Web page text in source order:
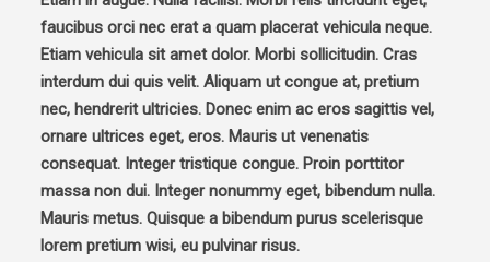
faucibus orci nec erat a quam placerat vehicula neque.
Etiam vehicula sit amet dolor. Morbi sollicitudin. Cras
interdum dui quis velit. Aliquam ut congue at, pretium
nec, hendrerit ultricies. Donec enim ac eros sagittis vel,
ornare ultrices eget, eros. Mauris ut venenatis
consequat. Integer tristique congue. Proin porttitor
massa non dui. Integer nonummy eget, bibendum nulla.
Mauris metus. Quisque a bibendum purus scelerisque
lorem pretium wisi, eu pulvinar risus.